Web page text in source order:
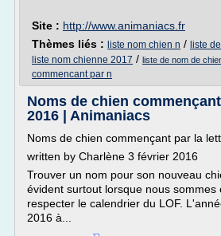
Site : http://www.animaniacs.fr
Thèmes liés : liste nom chien n / liste
liste nom chienne 2017 / liste de nom de
commencant par n
Noms de chien
2016 | Animaniacs
Noms de chien commençant par la
written by Charlène 3 février 2016
Trouver un nom pour son nouveau
évident surtout lorsque nous sommes
respecter le calendrier du LOF.
2016 à...